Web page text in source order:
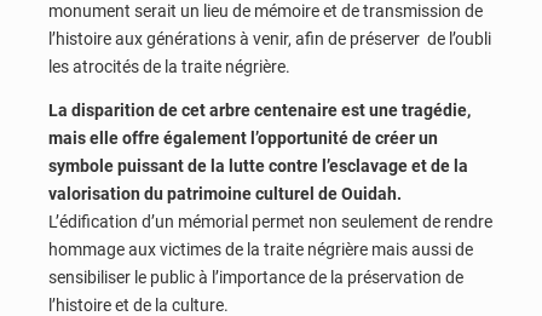
monument serait un lieu de mémoire et de transmission de
l’histoire aux générations à venir, afin de préserver de l’oubli
les atrocités de la traite négrière.
La disparition de cet arbre centenaire est une tragédie,
mais elle offre également l’opportunité de créer un
symbole puissant de la lutte contre l’esclavage et de la
valorisation du patrimoine culturel de Ouidah.
L’édification d’un mémorial permet non seulement de rendre
hommage aux victimes de la traite négrière mais aussi de
sensibiliser le public à l’importance de la préservation de
l’histoire et de la culture.